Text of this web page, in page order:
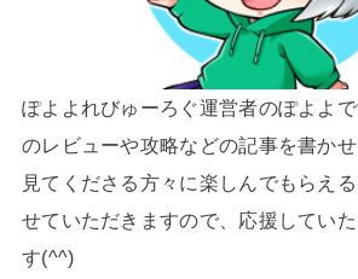
ぽよよれびゅーろぐ運営者のぽよよ
のレビューや攻略などの記事を書かせ
見てくださる方々に楽しんでもらえ
せていただきますので、応援してい
す(^^)